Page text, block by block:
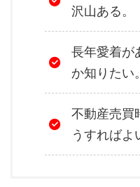
沢山ある。
長年愛着が
か知りたい。
不動産売買
うすればよ